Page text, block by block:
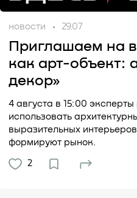
новости 29.07
Приглашаем на
как арт-объект:
декор»
4 августа в 15:00
использовать
выразительных
формируют рынок.
2